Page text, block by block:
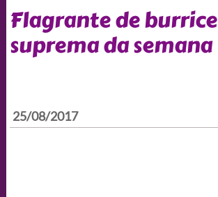
Flagrante de burrice
suprema da semana
25/08/2017